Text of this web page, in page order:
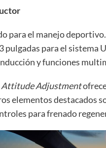
para el manejo
pulgadas para el
y funciones
Attitude Adjustment
elementos destacados
para frenado